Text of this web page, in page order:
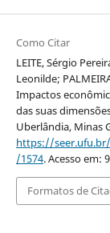
Como Citar
LEITE, Sérgio
Leonilde;
Impactos
das suas
Uberlândia, Minas
https://
/1574. Acesso em:
Formatos de